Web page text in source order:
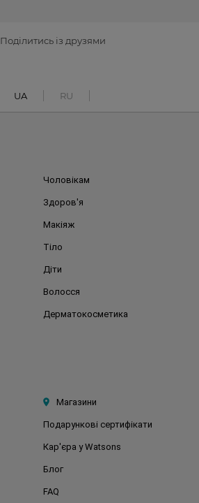
Поділитись із друзями
UA RU
Чоловікам
Здоров'я
Макіяж
Тіло
Діти
Волосся
Дерматокосметика
Магазини
Подарункові сертифікати
Кар'єра у Watsons
Блог
FAQ